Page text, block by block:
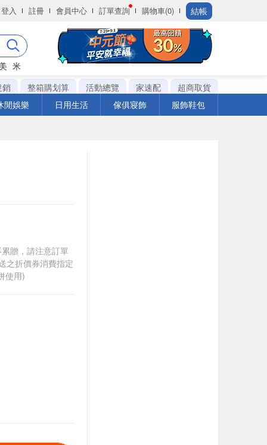
登入 註冊 會員中心 訂單查詢 購物車(0) 結帳
米
銷
整箱購划算 活動總覽 家速配
超商取貨
閒娛樂
日用生活 傢俱寢飾 服飾鞋包
贈，請注意訂單
之折價券消費指定
使用)